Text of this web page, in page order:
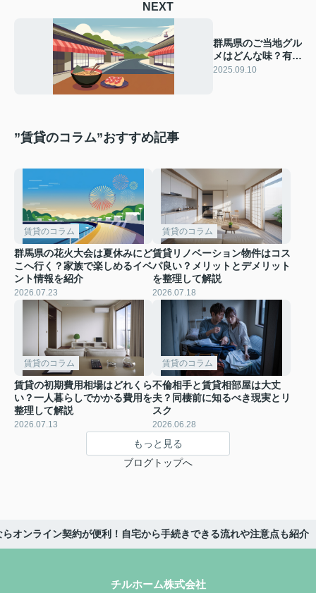
NEXT
群馬県のご当地グル
メはどんな味？有名
な食べ物やおすすめ
2025.09.10
”賃貸のコラム”おすすめ記事
賃貸のコラム
群馬県の花火大会は夏休みにど
こへ行く？家族で楽しめるイベ
ント情報を紹介
2026.07.23
賃貸のコラム
賃貸リノベーション物件はコス
パ良い？メリットとデメリット
を整理して解説
2026.07.18
賃貸のコラム
賃貸の初期費用相場はどれくら
い？一人暮らしでかかる費用を
整理して解説
2026.07.13
賃貸のコラム
不倫相手と賃貸相部屋は大丈
夫？同棲前に知るべき現実とリ
スク
2026.06.28
もっと見る
ブログトップへ
オンライン契約が便利！自宅から手続きできる流れや注意点も紹介
チルホーム株式会社